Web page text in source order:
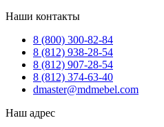
Наши контакты
8 (800) 300-82-84
8 (812) 938-28-54
8 (812) 907-28-54
8 (812) 374-63-40
dmaster@mdmebel.com
Наш адрес